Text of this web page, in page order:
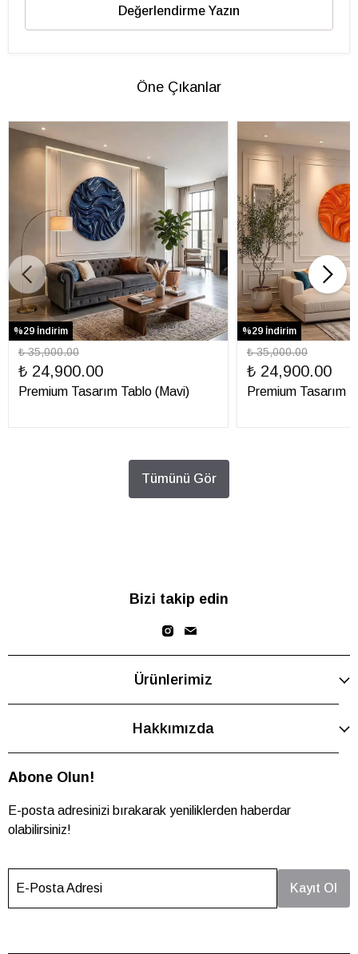
Değerlendirme Yazın
Öne Çıkanlar
%29 İndirim
₺ 35,000.00
₺ 24,900.00
Premium Tasarım Tablo (Mavi)
%29 İndirim
₺ 35,000.00
₺ 24,900.00
Premium Tasarım
Tümünü Gör
Bizi takip edin
Ürünlerimiz
Hakkımızda
Abone Olun!
E-posta adresinizi bırakarak yeniliklerden haberdar
olabilirsiniz!
E-Posta Adresi Kayıt Ol